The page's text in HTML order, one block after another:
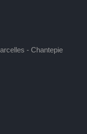
- Chantepie